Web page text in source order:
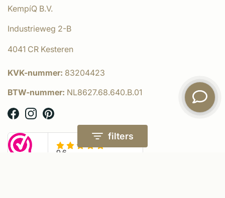
filters
KempíQ B.V.
Industrieweg 2-B
4041 CR Kesteren
KVK-nummer: 83204423
BTW-nummer: NL8627.68.640.B.01